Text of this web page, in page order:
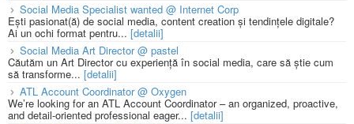
Social Media Specialist wanted @ Internet Corp
Ești pasionat(ă) de social media, content creation și tendințele digitale?
Ai un ochi format pentru... [detalii]
Social Media Art Director @ pastel
Căutăm un Art Director cu experiență în social media, care să știe cum
să transforme... [detalii]
ATL Account Coordinator @ Oxygen
We’re looking for an ATL Account Coordinator – an organized, proactive,
and detail-oriented professional eager... [detalii]